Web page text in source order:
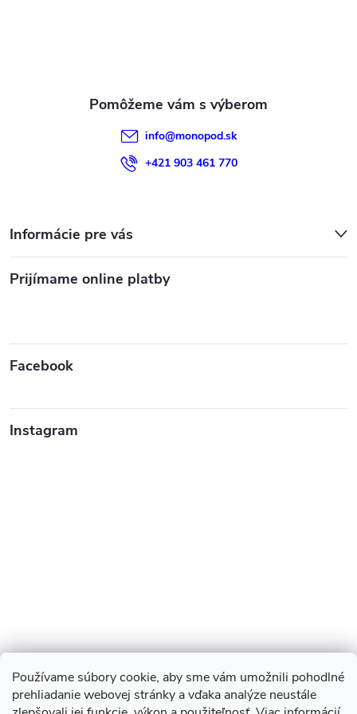
Používame súbory cookie, aby sme vám umožnili pohodlné
prehliadanie webovej stránky a vďaka analýze neustále
p
i
s
info@monopod.sk
+421 903 461 770
Informácie pre vás
Prijímame online platby
Facebook
Instagram